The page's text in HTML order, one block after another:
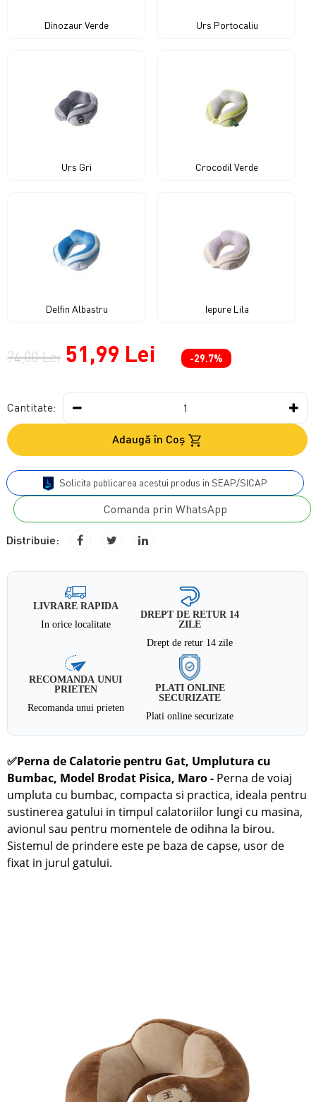
Dinozaur Verde Urs Portocaliu
Urs Gri Crocodil Verde
Delfin Albastru Iepure Lila
74,00 Lei 51,99 Lei -29.7%
Cantitate:
Adaugă în Coş
Solicita publicarea acestui produs in SEAP/SICAP
Comanda prin WhatsApp
Distribuie:
LIVRARE RAPIDA
In orice localitate
DREPT DE RETUR 14
ZILE
Drept de retur 14 zile
RECOMANDA UNUI
PRIETEN
Recomanda unui prieten
PLATI ONLINE
SECURIZATE
Plati online securizate
✅Perna de Calatorie pentru Gat, Umplutura cu
Bumbac, Model Brodat Pisica, Maro- Perna de voiaj
umpluta cu bumbac, compacta si practica, ideala pentru
sustinerea gatului in timpul calatoriilor lungi cu masina,
avionul sau pentru momentele de odihna la birou.
Sistemul de prindere este pe baza de capse, usor de
fixat in jurul gatului.